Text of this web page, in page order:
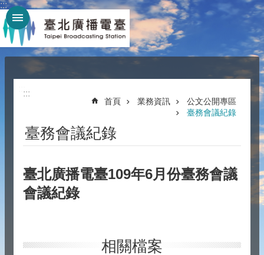
跳到主要內容區塊
:::
:::
首頁 業務資訊
公文公開專區
臺務會議紀錄
臺務會議紀錄
臺北廣播電臺109年6月份臺務會議
會議紀錄
相關檔案